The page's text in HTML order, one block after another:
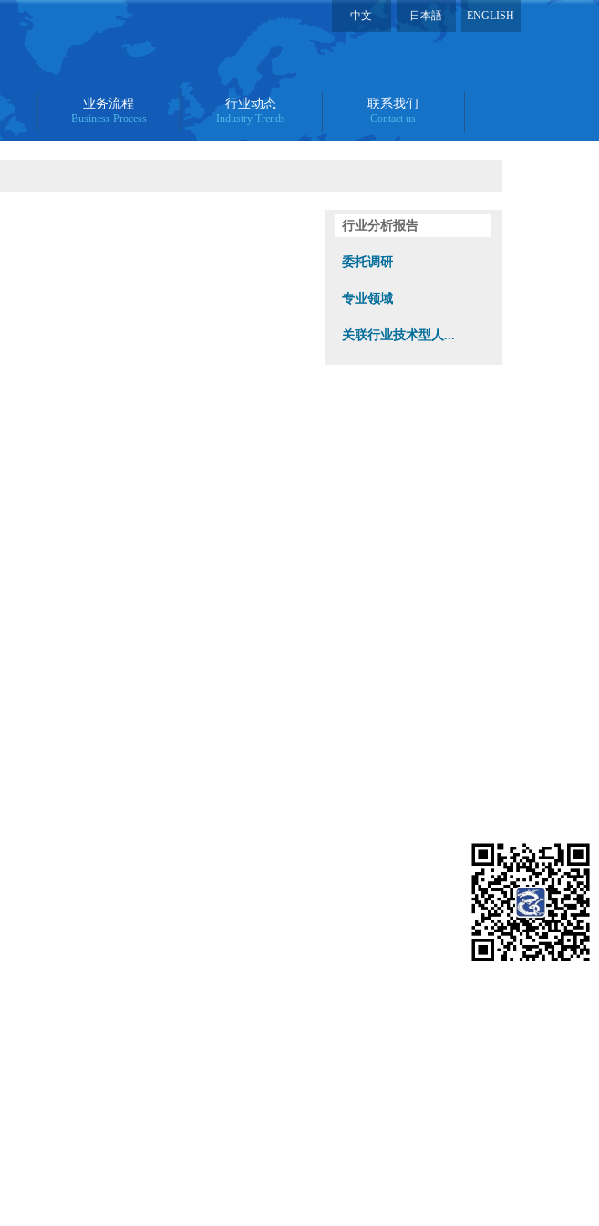
中文 日本語 ENGLISH
业务流程
Business Process
行业动态
Industry Trends
联系我们
Contact us
行业分析报告
委托调研
专业领域
关联行业技术型人...